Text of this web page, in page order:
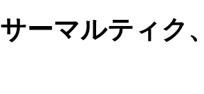
サーマルティク